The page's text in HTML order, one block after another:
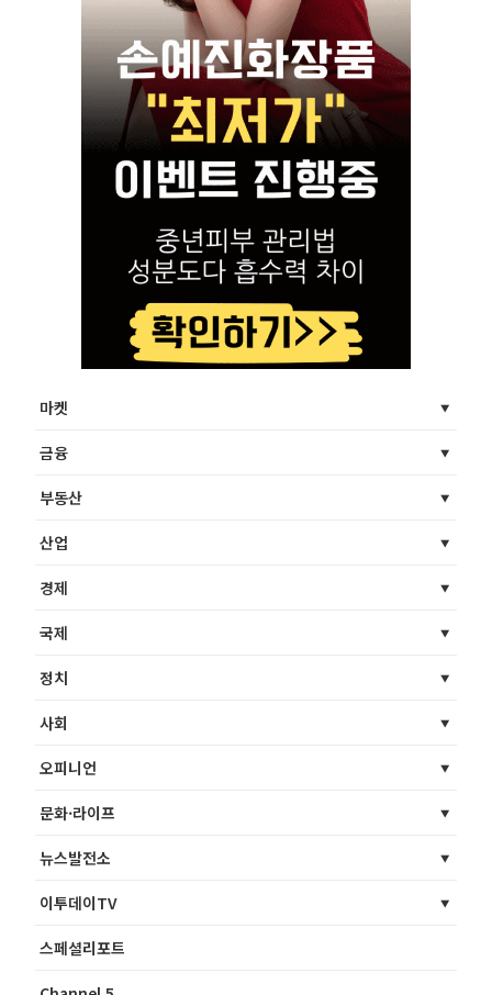
마켓
금융
부동산
산업
경제
국제
정치
사회
오피니언
문화·라이프
뉴스발전소
이투데이TV
스페셜리포트